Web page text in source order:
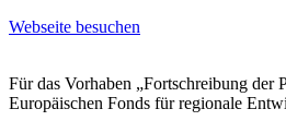
Webseite besuchen
Für das Vorhaben „Fortschreibung
Europäischen Fonds für regionale